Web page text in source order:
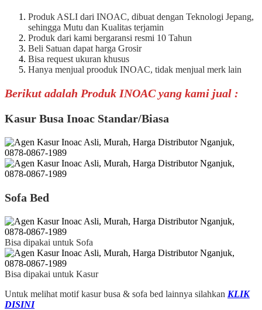
Produk ASLI dari INOAC, dibuat dengan Teknologi Jepang,
sehingga Mutu dan Kualitas terjamin
Produk dari kami bergaransi resmi 10 Tahun
Beli Satuan dapat harga Grosir
Bisa request ukuran khusus
Hanya menjual prooduk INOAC, tidak menjual merk lain
Berikut adalah Produk INOAC yang kami jual :
Kasur Busa Inoac Standar/Biasa
Sofa Bed
Bisa dipakai untuk Sofa
Bisa dipakai untuk Kasur
Untuk melihat motif kasur busa & sofa bed lainnya silahkan KLIK
DISINI